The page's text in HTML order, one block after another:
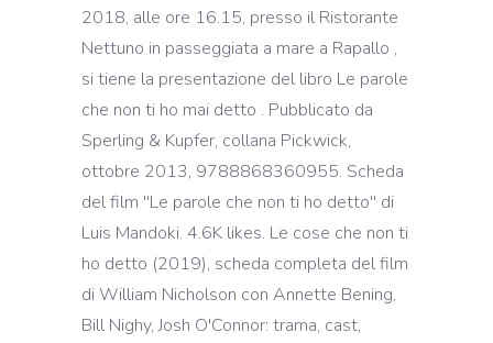
2018, alle ore 16.15, presso il Ristorante
Nettuno in passeggiata a mare a Rapallo ,
si tiene la presentazione del libro Le parole
che non ti ho mai detto . Pubblicato da
Sperling & Kupfer, collana Pickwick,
ottobre 2013, 9788868360955. Scheda
del film ''Le parole che non ti ho detto'' di
Luis Mandoki. 4.6K likes. Le cose che non ti
ho detto (2019), scheda completa del film
di William Nicholson con Annette Bening,
Bill Nighy, Josh O'Connor: trama, cast,